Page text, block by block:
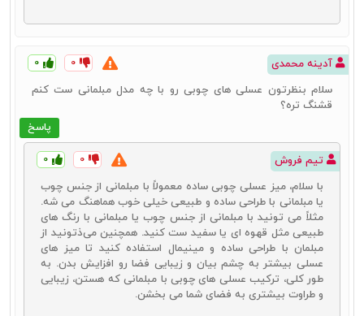
چوب به‌عنوان یک ماده طبیعی، بسیار مقاوم و بادوام است.
قرار گیرند.
میزهای جلو مبلی چوبی در طرح‌ها و سبک‌های مختلفی موجود
هستند، از مدل‌های کلاسیک و سنتی گرفته تا مدل‌های مدرن و
مینیمال.
میز عسلی فلزی
میز عسلی فلزی با طراحی‌های مدرن و صنعتی، گزینه‌ای عالی برای
دکوراسیون‌های مدرن و معاصر است. این نوع میزها معمولاً از فلزاتی مانند
آهن، آلومینیوم و استیل ضدزنگ ساخته می‌شوند و به دلیل دوام بالا و
ظاهر شیک، طرفداران زیادی دارند.
مزایا و ویژگی‌ها:
آدینه محمدی ۰ ۰
پاسخ
سلام بنظرتون عسلی های چوبی رو با چه مدل مبلمانی ست کنم
قشنگ تره؟
تیم فروش ۰ ۰
با سلام، میز عسلی چوبی ساده معمولاً با مبلمانی از جنس چوب
یا مبلمانی با طراحی ساده و طبیعی خیلی خوب هماهنگ می ‌شه.
مثلاً می‌ تونید با مبلمانی از جنس چوب یا مبلمانی با رنگ‌ های
طبیعی مثل قهوه‌ ای یا سفید ست کنید. همچنین می‌ذتونید از
مبلمان با طراحی ساده و مینیمال استفاده کنید تا میز های
عسلی بیشتر به چشم بیان و زیبایی فضا رو افزایش بدن. به
طور کلی، ترکیب عسلی های چوبی با مبلمانی که هستن، زیبایی
و طراوت بیشتری به فضای شما می‌ بخشن.